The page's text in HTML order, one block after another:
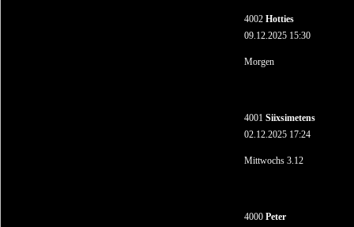
4002 Hotties
09.12.2025 15:30
Morgen
4001 Siixsimetens
02.12.2025 17:24
Mittwochs 3.12
4000 Peter